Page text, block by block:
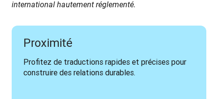
international hautement réglementé.
Proximité
Profitez de traductions rapides et précises pour
construire des relations durables.